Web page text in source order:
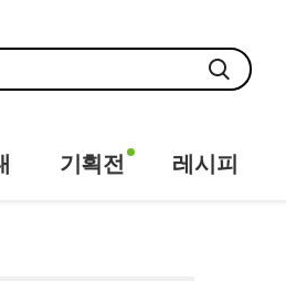
기획전 레시피